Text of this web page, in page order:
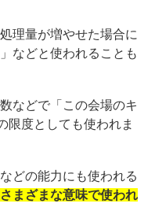
理量が増やせた場合に
などと使われることも
などで「この会場のキ
限度としても使われま
どの能力にも使われる
さまざまな意味で使われ